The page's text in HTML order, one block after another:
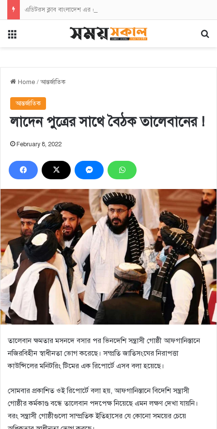
Home /আন্তর্জাতিক
আন্তর্জাতিক
লাদেন পুত্রের সাথে বৈঠক তালেবানের !
February 8, 2022
তালেবান ক্ষমতার মসনদে বসার পর ভিনদেশি সন্ত্রাসী গোষ্ঠী আফগানিস্তানে
নজিরবিহীন স্বাধীনতা ভোগ করেছে। সম্প্রতি জাতিসংঘের নিরাপত্তা
কাউন্সিলের মনিটরিং টিমের এক রিপোর্টে এসব বলা হয়েছে।
সোমবার প্রকাশিত ওই রিপোর্টে বলা হয়, আফগানিস্তানে বিদেশি সন্ত্রাসী
গোষ্ঠীর কর্মকাণ্ড বন্ধে তালেবান পদপেক্ষ নিয়েছে এমন লক্ষণ দেখা যায়নি।
বরং সন্ত্রাসী গোষ্ঠীগুলো সাম্প্রতিক ইতিহাসের যে কোনো সময়ের চেয়ে